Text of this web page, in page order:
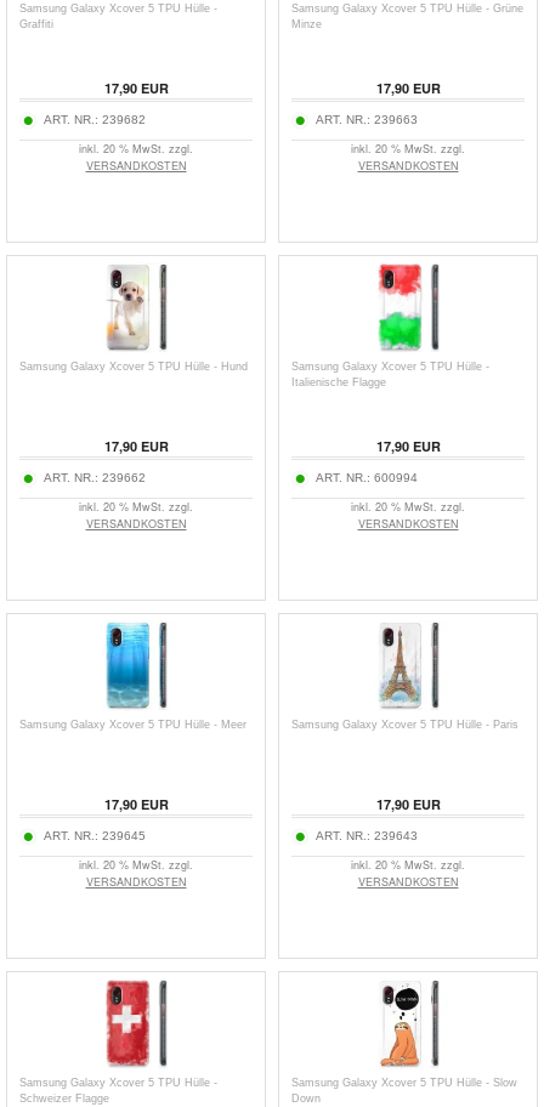
Samsung Galaxy Xcover 5 TPU Hülle -
Graffiti
17,90EUR
ART. NR.: 239682
inkl. 20 % MwSt. zzgl.
VERSANDKOSTEN
Samsung Galaxy Xcover 5 TPU Hülle - Grüne
Minze
17,90EUR
ART. NR.: 239663
inkl. 20 % MwSt. zzgl.
VERSANDKOSTEN
Samsung Galaxy Xcover 5 TPU Hülle - Hund
17,90EUR
ART. NR.: 239662
inkl. 20 % MwSt. zzgl.
VERSANDKOSTEN
Samsung Galaxy Xcover 5 TPU Hülle -
Italienische Flagge
17,90EUR
ART. NR.: 600994
inkl. 20 % MwSt. zzgl.
VERSANDKOSTEN
Samsung Galaxy Xcover 5 TPU Hülle - Meer
17,90EUR
ART. NR.: 239645
inkl. 20 % MwSt. zzgl.
VERSANDKOSTEN
Samsung Galaxy Xcover 5 TPU Hülle - Paris
17,90EUR
ART. NR.: 239643
inkl. 20 % MwSt. zzgl.
VERSANDKOSTEN
Samsung Galaxy Xcover 5 TPU Hülle -
Schweizer Flagge
Samsung Galaxy Xcover 5 TPU Hülle - Slow
Down